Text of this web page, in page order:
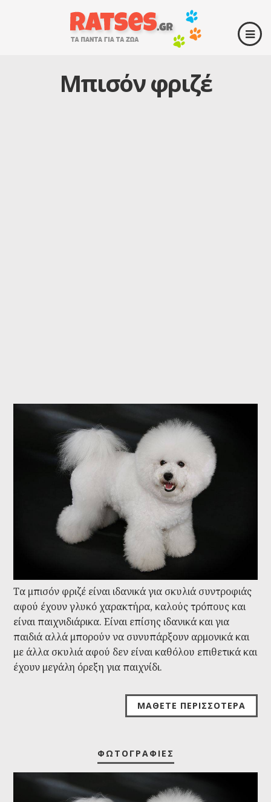
Μπισόν φριζέ
Τα μπισόν φριζέ είναι ιδανικά για σκυλιά συντροφιάς
αφού έχουν γλυκό χαρακτήρα, καλούς τρόπους και
είναι παιχνιδιάρικα. Είναι επίσης ιδανικά και για
παιδιά αλλά μπορούν να συνυπάρξουν αρμονικά και
με άλλα σκυλιά αφού δεν είναι καθόλου επιθετικά και
έχουν μεγάλη όρεξη για παιχνίδι.
ΜΆΘΕΤΕ ΠΕΡΙΣΣΌΤΕΡΑ
ΦΩΤΟΓΡΑΦΊΕΣ